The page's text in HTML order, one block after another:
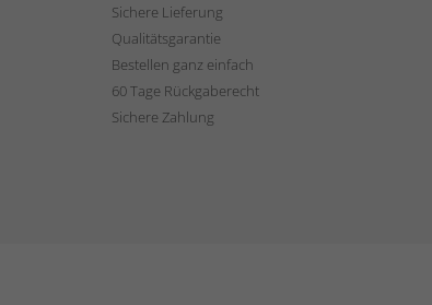
Sichere Lieferung
Qualitätsgarantie
Bestellen ganz einfach
60 Tage Rückgaberecht
Sichere Zahlung